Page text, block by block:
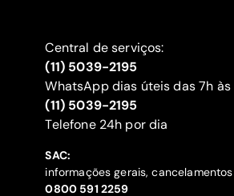
Central de serviços:
(11) 5039-2195
WhatsApp dias úteis das 7h
(11) 5039-2195
‍Telefone 24h por dia
SAC:
informações gerais,
‍0800 591 2259